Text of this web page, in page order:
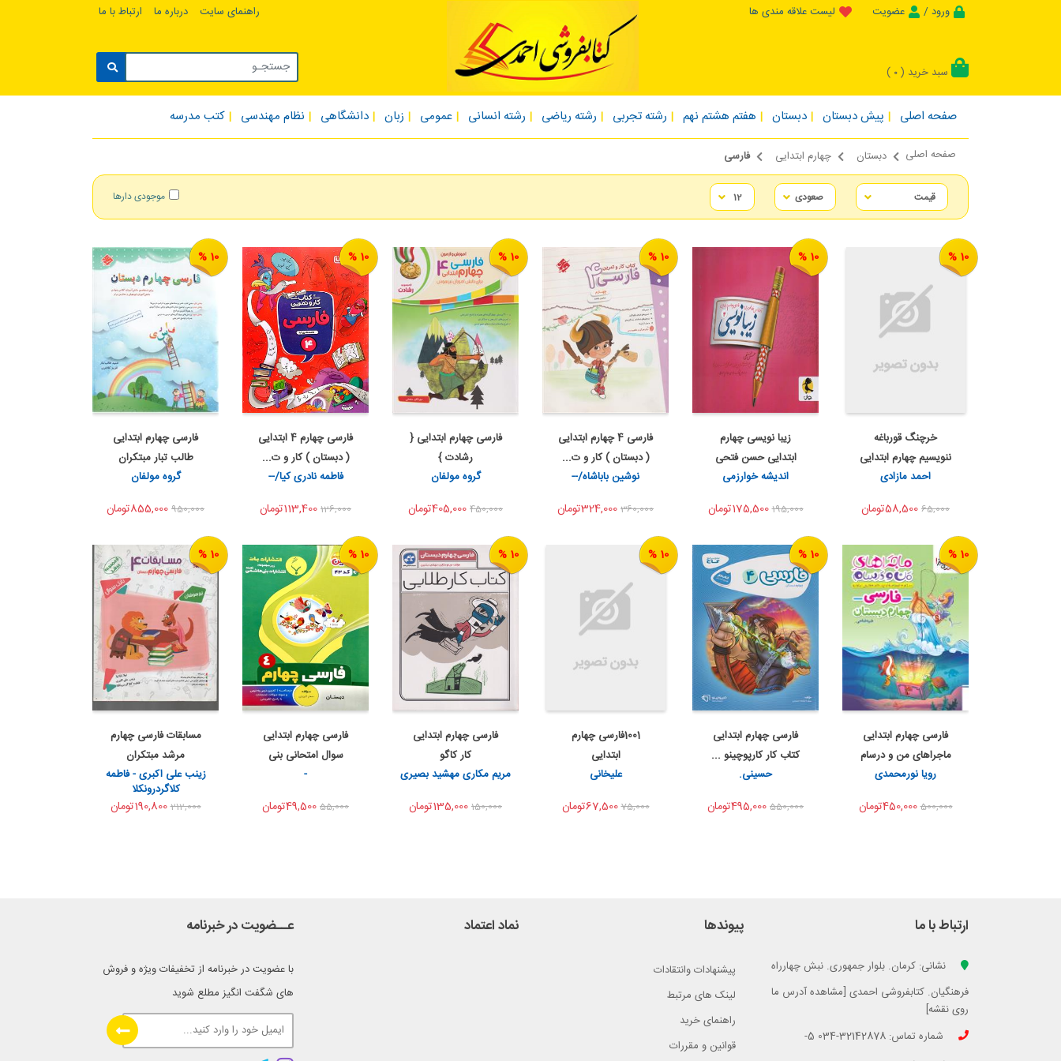
ورود / عضویت لیست علاقه مندی ها راهنمای سایت درباره ما ارتباط با ما
سبد خرید ( 0
)
صفحه اصلی پیش دبستان دبستان هفتم هشتم نهم رشته تجربی رشته ریاضی رشته انسانی عمومی زبان دانشگاهی نظام مهندسی کتب مدرسه
صفحه اصلی دبستان چهارم ابتدایی فارسی
موجودی دارها
10 %
اضافه به سبد خرید
اشتراک گذاری
خرچنگ قورباغه
ننویسیم چهارم ابتدایی
نشر...
احمد مازادی
65,000
10 %
اضافه به سبد خرید
اشتراک گذاری
زیبا نویسی چهارم
ابتدایی حسن فتحی
پویش ...
اندیشه خوارزمی
195,000175,500تومان
10 %
اضافه به سبد خرید
اشتراک گذاری
فارسی 4 چهارم ابتدایی
( دبستان ) کار و ت...
نوشین باباشاه/--
360,000
10 %
اضافه به سبد خرید
اشتراک گذاری
فارسی چهارم ابتدایی {
رشادت }
گروه مولفان
450,000
10 %
اضافه به سبد خرید
اشتراک گذاری
فارسی چهارم 4 ابتدایی
( دبستان ) کار و ت...
فاطمه نادری کیا/--
126,000
10 %
اضافه به سبد خرید
اشتراک گذاری
فارسی چهارم ابتدایی
طالب تبار مبتکران
گروه مولفان
950,000
10 %
اضافه به سبد خرید
اشتراک گذاری
فارسی چهارم ابتدایی
ماجراهای من و درسام
...
رویا نورمحمدی
500,000450,000تومان
10 %
اضافه به سبد خرید
اشتراک گذاری
فارسی چهارم ابتدایی
کتاب کار کارپوچینو ...
حسینی.
550,000
10 %
به من اطلاع بده
اشتراک گذاری
1001فارسی چهارم
ابتدایی
علیخانی
75,00067,500تومان
10 %
به من اطلاع بده
اشتراک گذاری
فارسی چهارم ابتدایی
کار کاگو
مریم مکاری مهشید بصیری
150,000
10 %
به من اطلاع بده
اشتراک گذاری
فارسی چهارم ابتدایی
سوال امتحانی بنی
ها...-
55,000
10 %
به من اطلاع بده
اشتراک گذاری
مسابقات فارسی چهارم
مرشد مبتکران
زینب علی اکبری - فاطمه
کلاگردرونکلا
212,000190,800تومان
ارتباط با ما
نشانی: کرمان. بلوار جمهوری. نبش چهارراه
فرهنگیان. کتابفروشی احمدی [مشاهده آدرس ما
روی نقشه]
شماره تماس: 32142878-034 5-
پیوندها
پیشنهادات وانتقادات
لینک های مرتبط
راهنمای خرید
قوانین و مقررات
نماد اعتماد عــضویت در خبرنامه
با عضویت در خبرنامه از تخفیفات ویژه و فروش
های شگفت انگیز مطلع شوید